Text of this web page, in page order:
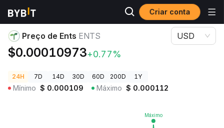
Criar conta
Preços de Criptomoedas Preço de Ents ENTS
Preço de Ents ENTS
$0.00010973+0.77%
USD
24H 7D 14D 30D 60D 200D 1Y
Mínimo $ 0.000109 Máximo $ 0.000112